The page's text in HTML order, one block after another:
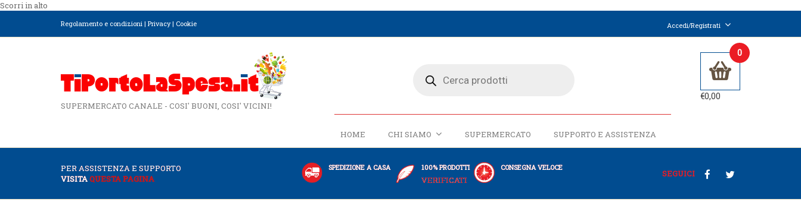
Scorri in alto
Regolamento e condizioni | Privacy| Cookie Accedi/Registrati
SUPERMERCATO CANALE - COSI' BUONI, COSI' VICINI!
HOME CHI SIAMO SUPERMERCATO SUPPORTO E ASSISTENZA
0
€0,00
PER ASSISTENZA E SUPPORTO
VISITAQUESTA PAGINA
SPEDIZIONE A CASA 100% PRODOTTI
VERIFICATI
CONSEGNA VELOCE
SEGUICI